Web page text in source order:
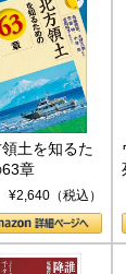
土を知るた
章
¥2,640（税込）